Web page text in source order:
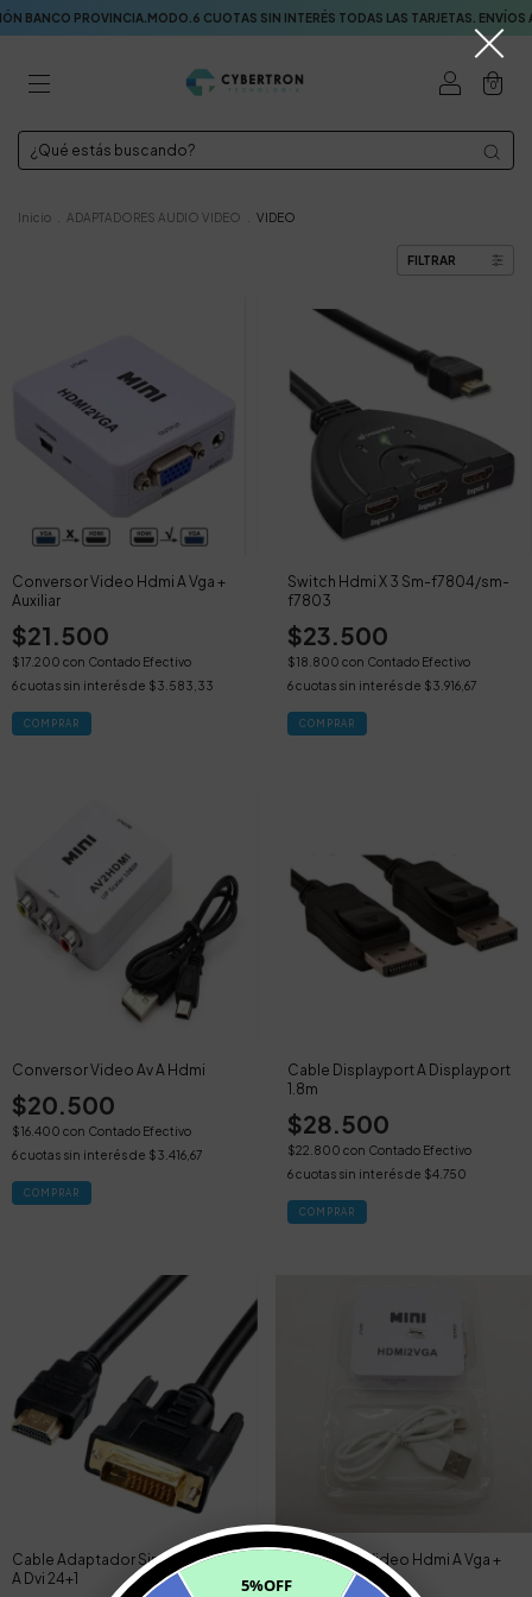
PROVINCIA.MODO.6 CUOTAS SIN INTERÉS TODAS LAS TARJETAS. ENVÍOS A
0
Inicio ADAPTADORES AUDIO VIDEO VIDEO
FILTRAR
Conversor Video Hdmi A Vga +
Auxiliar
$21.500
$17.200 con Contado Efectivo
6cuotas sin interés de $3.583,33
Switch Hdmi X 3 Sm-f7804/sm-
f7803
$23.500
$18.800 con Contado Efectivo
6 cuotas sin interés de $3.916,67
Conversor Video Av A Hdmi
$20.500
$16.400 con Contado Efectivo
6cuotas sin interés de $3.416,67
Cable Displayport A Displayport
1.8m
$28.500
$22.800 con Contado Efectivo
6 cuotas sin interés de $4.750
Cable Adaptador Sin Marca Hdmi
A Dvi 24+1
Conversor Video Hdmi A Vga +
Auxiliar
5%OFF